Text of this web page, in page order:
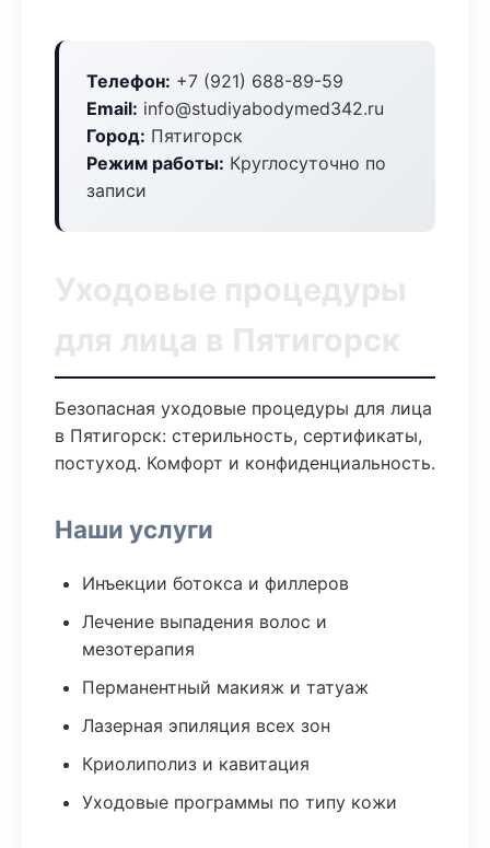
Телефон: +7 (921) 688-89-59
Email: info@studiyabodymed342.ru
Город: Пятигорск
Режим работы: Круглосуточно по
записи
Уходовые процедуры
для лица в Пятигорск
Безопасная уходовые процедуры для лица
в Пятигорск: стерильность, сертификаты,
постуход. Комфорт и конфиденциальность.
Наши услуги
Инъекции ботокса и филлеров
Лечение выпадения волос и
мезотерапия
Перманентный макияж и татуаж
Лазерная эпиляция всех зон
Криолиполиз и кавитация
Уходовые программы по типу кожи